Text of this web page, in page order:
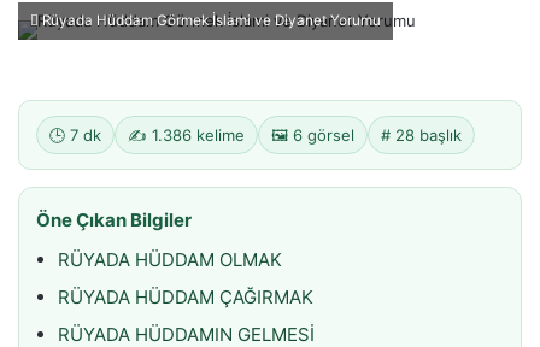
Rüyada Hüddam Görmek İslami ve Diyanet Yorumu
🕒 7 dk ✍️ 1.386 kelime 🖼️ 6 görsel # 28 başlık
Öne Çıkan Bilgiler
RÜYADA HÜDDAM OLMAK
RÜYADA HÜDDAM ÇAĞIRMAK
RÜYADA HÜDDAMIN GELMESİ